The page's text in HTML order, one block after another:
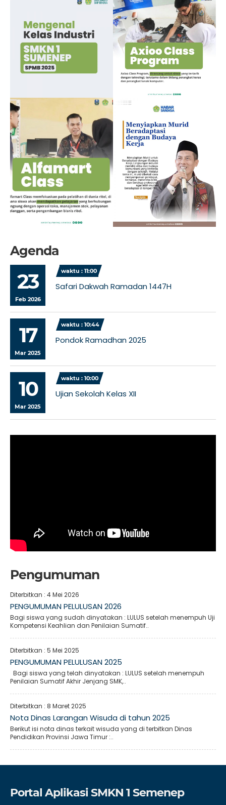
Agenda
23
Feb 2026
waktu : 11:00
Safari Dakwah Ramadan 1447H
17
Mar 2025
waktu : 10:44
Pondok Ramadhan 2025
10
Mar 2025
waktu : 10:00
Ujian Sekolah Kelas XII
Pengumuman
Diterbitkan : 4 Mei 2026
PENGUMUMAN PELULUSAN 2026
Bagi siswa yang sudah dinyatakan : LULUS setelah menempuh Uji
Kompetensi Keahlian dan Penilaian Sumatif..
Diterbitkan : 5 Mei 2025
PENGUMUMAN PELULUSAN 2025
Bagi siswa yang telah dinyatakan : LULUS setelah menempuh
Penilaian Sumatif Akhir Jenjang SMK,..
Diterbitkan : 8 Maret 2025
Nota Dinas Larangan Wisuda di tahun 2025
Berikut isi nota dinas terkait wisuda yang di terbitkan Dinas
Pendidikan Provinsi Jawa Timur :..
Portal Aplikasi SMKN 1 Semenep